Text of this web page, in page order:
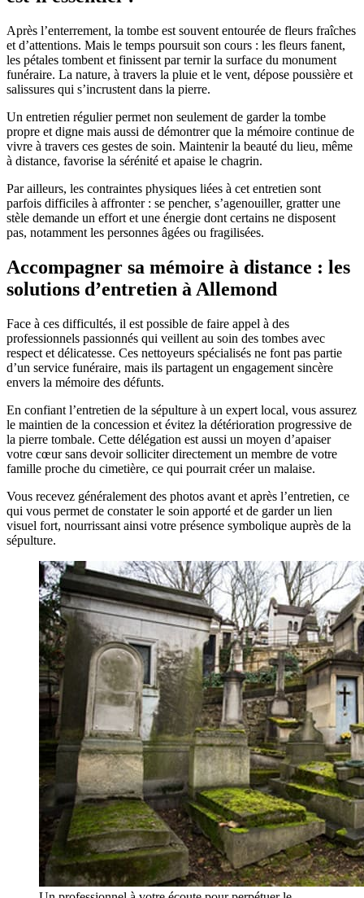
Après l’enterrement, la tombe est souvent entourée de fleurs fraîches
et d’attentions. Mais le temps poursuit son cours : les fleurs fanent,
les pétales tombent et finissent par ternir la surface du monument
funéraire. La nature, à travers la pluie et le vent, dépose poussière et
salissures qui s’incrustent dans la pierre.
Un entretien régulier permet non seulement de garder la tombe
propre et digne mais aussi de démontrer que la mémoire continue de
vivre à travers ces gestes de soin. Maintenir la beauté du lieu, même
à distance, favorise la sérénité et apaise le chagrin.
Par ailleurs, les contraintes physiques liées à cet entretien sont
parfois difficiles à affronter : se pencher, s’agenouiller, gratter une
stèle demande un effort et une énergie dont certains ne disposent
pas, notamment les personnes âgées ou fragilisées.
Accompagner sa mémoire à distance : les
solutions d’entretien à Allemond
Face à ces difficultés, il est possible de faire appel à des
professionnels passionnés qui veillent au soin des tombes avec
respect et délicatesse. Ces nettoyeurs spécialisés ne font pas partie
d’un service funéraire, mais ils partagent un engagement sincère
envers la mémoire des défunts.
En confiant l’entretien de la sépulture à un expert local, vous assurez
le maintien de la concession et évitez la détérioration progressive de
la pierre tombale. Cette délégation est aussi un moyen d’apaiser
votre cœur sans devoir solliciter directement un membre de votre
famille proche du cimetière, ce qui pourrait créer un malaise.
Vous recevez généralement des photos avant et après l’entretien, ce
qui vous permet de constater le soin apporté et de garder un lien
visuel fort, nourrissant ainsi votre présence symbolique auprès de la
sépulture.